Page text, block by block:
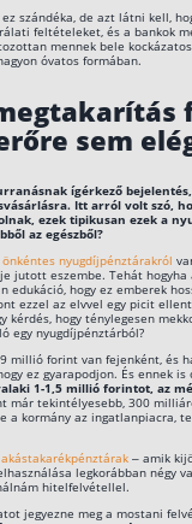
szándéka, de azt látni kell,
feltételeket, és a bankok
mennek bele
óvatos formában.
sem
ígérkező
Itt arról volt szó,
ezek tipikusan ezek a
az egészből?
önkéntes nyugdíjpénztárakról
jutott eszembe. Tehát
edukáció, hogy ez emberek
ezzel az elvvel egy picit
kérdés, hogy ténylegesen
egy nyugdíjpénztárból?
millió forint van fejenként, és
ez gyarapodjon. És ennek
1-1,5 millió forintot, az
már tekintélyesebb, 300
a kormány az ingatlanpiacra,
– amik
legkorábban négy
hitelfelvétellel.
jegyezne meg a mostani